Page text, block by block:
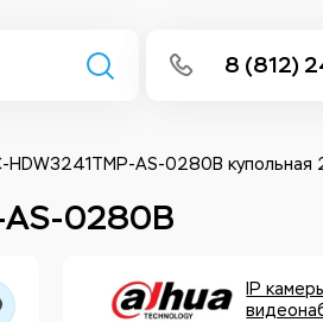
8 (812)
Написать
HDW3241TMP-AS-0280B
AS-0280B
IP